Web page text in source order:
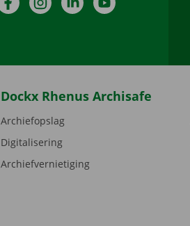
Dockx Rhenus Archisafe
Archiefopslag
Digitalisering
Archiefvernietiging